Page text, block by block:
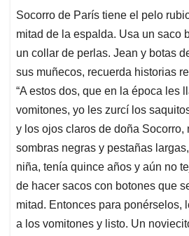
Socorro de París tiene el pelo
mitad de la espalda. Usa un saco
un collar de perlas. Jean y botas
sus muñecos, recuerda historias
“A estos dos, que en la época les
vomitones, yo les zurcí los
y los ojos claros de doña Socorro,
sombras negras y pestañas
niña, tenía quince años y aún no
de hacer sacos con botones que
mitad. Entonces para ponérselos,
a los vomitones y listo. Un